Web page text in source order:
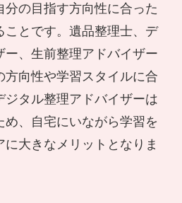
の目指す方向性に合った
ことです。遺品整理士、デ
ー、生前整理アドバイザー
方向性や学習スタイルに合
ジタル整理アドバイザーは
め、自宅にいながら学習を
大きなメリットとなりま